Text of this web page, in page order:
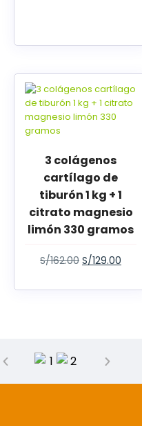
3 colágenos
cartílago de
tiburón 1 kg + 1
citrato magnesio
limón 330 gramos
S/162.00 S/129.00